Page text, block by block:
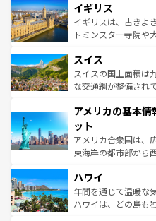
いる。シャンパンの
香り高いラベンダー
らに、パリ以外の地
れる地方に足を運ぶ
きるだろ
を参照してほしい。
顔を持つこの国は、
ルリンの文化的活気
してライン川沿いの
は、お酒好きな人にはぜひ
ドイツ情報はコンテ
イギリス
イギリスは、古きよ
トミンスター寺院や
リアごとに異なる魅
ティー、ビール好き
戦など、本場だから
ンツ一覧を参照して
スイス
スイスの国土面積は
な交通網が整備され
の建物がそのまま残
博物館もあり、アル
ことができる。国民
者向けの交通パス提
着のスイス情報は
アメリカの基本
ット
アメリカ合衆国は、
東海岸の都市部から
のような巨大都市は
ンメントが詰まった
西部には大自然が広
ハワイ
年間を通じて温暖な
ハワイは、どの島も